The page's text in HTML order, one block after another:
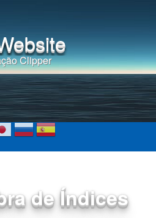
Clipper
de Índices